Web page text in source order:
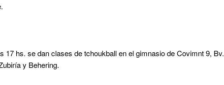
17 hs. se dan clases de tchoukball en el gimnasio de Covimnt 9, Bv.
y Behering.